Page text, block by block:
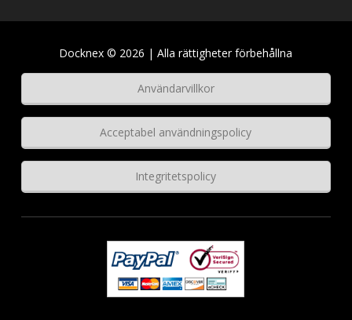
Docknex © 2026 | Alla rättigheter förbehållna
Användarvillkor
Acceptabel användningspolicy
Integritetspolicy